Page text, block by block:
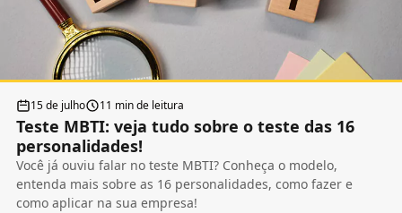
15 de julho 11 min de leitura
Teste MBTI: veja tudo sobre o teste das 16
personalidades!
Você já ouviu falar no teste MBTI? Conheça o modelo,
entenda mais sobre as 16 personalidades, como fazer e
como aplicar na sua empresa!